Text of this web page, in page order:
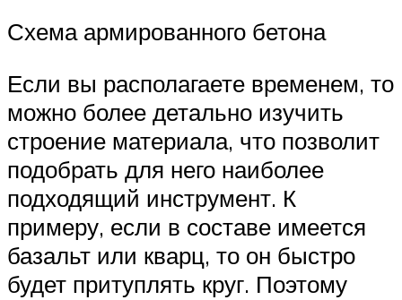
Схема армированного бетона
Если вы располагаете временем, то
можно более детально изучить
строение материала, что позволит
подобрать для него наиболее
подходящий инструмент. К
примеру, если в составе имеется
базальт или кварц, то он быстро
будет притуплять круг. Поэтому